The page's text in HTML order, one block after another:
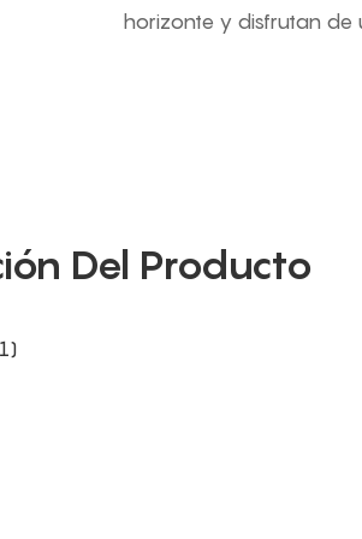
horizonte y disfrutan de
Del Producto